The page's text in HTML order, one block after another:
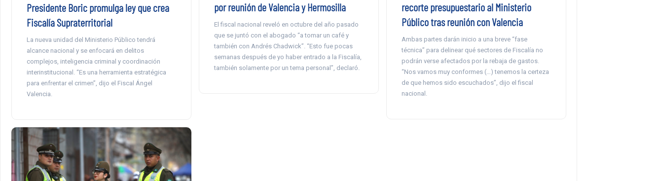
Presidente Boric promulga ley que crea
Fiscalía Supraterritorial
La nueva unidad del Ministerio Público tendrá
alcance nacional y se enfocará en delitos
complejos, inteligencia criminal y coordinación
interinstitucional. “Es una herramienta estratégica
para enfrentar el crimen”, dijo el Fiscal Ángel
Valencia.
por reunión de Valencia y Hermosilla
El fiscal nacional reveló en octubre del año pasado
que se juntó con el abogado “a tomar un café y
también con Andrés Chadwick”. “Esto fue pocas
semanas después de yo haber entrado a la Fiscalía,
también solamente por un tema personal”, declaró.
recorte presupuestario al Ministerio
Público tras reunión con Valencia
Ambas partes darán inicio a una breve “fase
técnica” para delinear qué sectores de Fiscalía no
podrán verse afectados por la rebaja de gastos.
“Nos vamos muy conformes (…) tenemos la certeza
de que hemos sido escuchados”, dijo el fiscal
nacional.